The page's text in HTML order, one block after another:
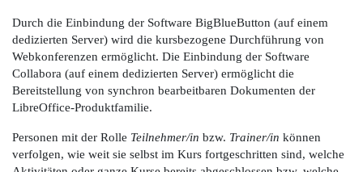
Durch die Einbindung der Software BigBlueButton (auf einem
dedizierten Server) wird die kursbezogene Durchführung von
Webkonferenzen ermöglicht. Die Einbindung der Software
Collabora (auf einem dedizierten Server) ermöglicht die
Bereitstellung von synchron bearbeitbaren Dokumenten der
LibreOffice-Produktfamilie.
Personen mit der Rolle Teilnehmer/in bzw. Trainer/in können
verfolgen, wie weit sie selbst im Kurs fortgeschritten sind, welche